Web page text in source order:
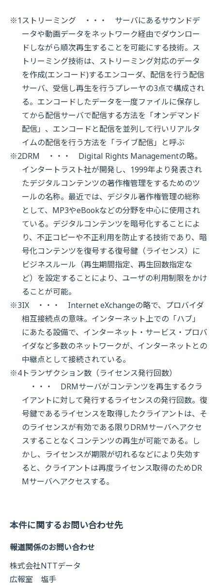
※1ストリーミング ・・・ サーバにあるサウンドデ
ータや動画データをネットワーク経由でダウンロー
ドしながら順次再生することを可能にする技術。ス
トリーミング技術は、ストリーミング対応のデータ
を作成(エンコード)するエンコーダ、配信を行う配信
サーバ、受信し再生を行うプレーヤの3点で構成され
る。エンコードしたデータを一度ファイルに保存し
てから配信サーバで配信する方法を「オンデマンド
配信」、エンコードと配信を並列して行いリアルタ
イムの配信を行う方法を「ライブ配信」と呼ぶ
※2DRM ・・・ Digital Rights Managementの略。
インタートラスト社が開発し、1999年より発表され
たデジタルコンテンツの著作権管理をするためのツ
ールの名称。最近では、デジタル著作権管理の総称
として、MP3やeBookなどの分野を中心に使用され
ている。デジタルコンテンツを暗号化することによ
り、不正コピーや不正利用を防止する技術であり、暗
号化コンテンツを復号する復号鍵（ライセンス）に
ビジネスルール（再生期間指定、再生回数指定な
ど）を設定することにより、ユーザの利用制限をかけ
ることが可能。
※3IX ・・・ Internet eXchangeの略で、プロバイダ
相互接続点の意味。インターネット上での「ハブ」
にあたる設備で、インターネット・サービス・プロバ
イダなど多数のネットワークが、インターネットとの
中継点として接続されている。
※4 トランザクション数（ライセンス発行回数）
・・・ DRMサーバがコンテンツを再生するクラ
イアントに対して発行するライセンスの発行回数。復
号鍵であるライセンスを取得したクライアントは、そ
のライセンスが有効である限りDRMサーバへアクセ
スすることなくコンテンツの再生が可能である。し
かし、ライセンスが期限が切れるなどにより失効す
ると、クライアントは再度ライセンス取得のためDR
Mサーバへアクセスする。
本件に関するお問い合わせ先
報道関係のお問い合わせ
株式会社NTTデータ
広報室 塩手